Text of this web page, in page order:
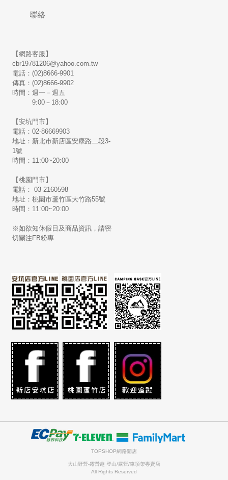
聯絡
【網路客服】
cbr19781206@yahoo.com.tw
電話：(02)8666-9901
傳真：(02)8666-9902
時間：週一－週五
9:00－18:00
【安坑門市】
電話：02-86669903
地址：新北市新店區安康路二段3-
1號
時間：11:00~20:00
【桃園門市】
電話： 03-2160598
地址：桃園市蘆竹區大竹路55號
時間：11:00~20:00
※如欲知休假日及商品資訊，請密
切關注FB粉專
TOPSHOP網路開店
大山野營-露營趣 登山/露營/車頂架專賣店
All Rights Reserved